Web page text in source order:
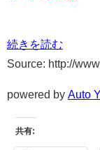
続きを読む
Source: http://
powered by Auto
共有: